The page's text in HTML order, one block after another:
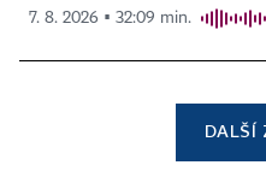
7. 8. 2026 ▪ 32:09 min.
DALŠÍ